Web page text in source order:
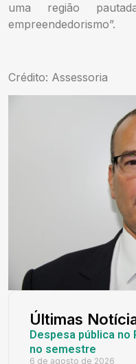
uma região
empreendedorismo”.
Crédito: Assessoria
Últimas
Despesa pública no
no semestre
6 de agosto de 2026